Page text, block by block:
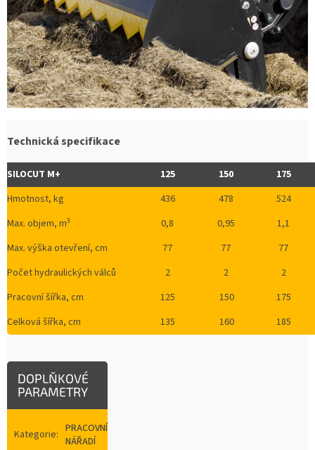
Technická specifikace
SILOCUT M+ 125 150
175
Hmotnost, kg
436 478
524
Max. objem, m3 0,8 0,95
1,1
Max. výška otevření, cm
77 77
77
Počet hydraulických válců
2 2
2
Pracovní šířka, cm
125 150
175
Celková šířka, cm
135 160 185
DOPLŇKOVÉ
PARAMETRY
Kategorie: PRACOVNÍ
NÁŘADÍ